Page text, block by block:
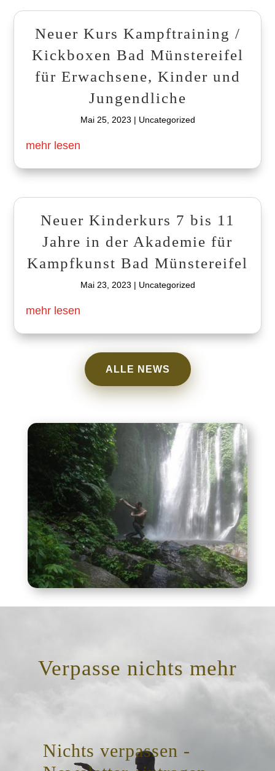
Neuer Kurs Kampftraining /
Kickboxen Bad Münstereifel
für Erwachsene, Kinder und
Jungendliche
Mai 25, 2023 | Uncategorized
mehr lesen
Neuer Kinderkurs 7 bis 11
Jahre in der Akademie für
Kampfkunst Bad Münstereifel
Mai 23, 2023 | Uncategorized
mehr lesen
ALLE NEWS
Verpasse nichts mehr
Nichts verpassen -